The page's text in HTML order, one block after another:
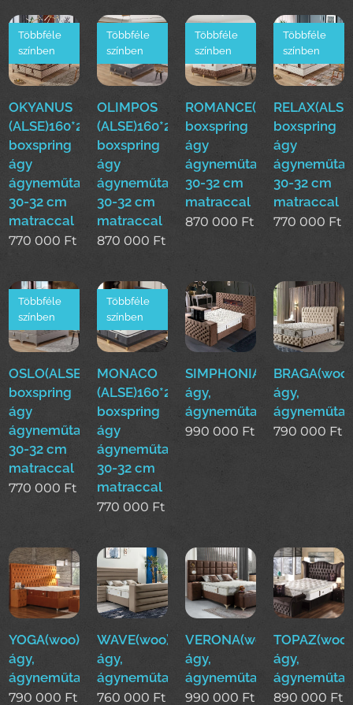
OKYANUS
(ALSE)160*200cm
boxspring
ágy
ágyneműtartóval
30-32 cm
matraccal
Többféle
színben
770 000 Ft
OLIMPOS
(ALSE)160*200cm
boxspring
ágy
ágyneműtartóval
30-32 cm
matraccal
Többféle
színben
870 000 Ft
boxspring
ágy
ágyneműtartóval
30-32 cm
matraccal
Többféle
színben
870 000 Ft
boxspring
ágy
30-32 cm
matraccal
Többféle
színben
770 000 Ft
OSLO(ALSE)160*200cm
boxspring
ágy
ágyneműtartóval
30-32 cm
matraccal
Többféle
színben
770 000 Ft
MONACO
(ALSE)160*200cm
boxspring
ágy
ágyneműtartóval
30-32 cm
matraccal
Többféle
színben
770 000 Ft
ágy,
ágyneműtartós
990 000 Ft
ágy,
790 000 Ft
YOGA(woo)boxspring
ágy,
ágyneműtartós
790 000 Ft
WAVE(woo)boxspring
ágy,
ágyneműtartós
760 000 Ft
VERONA(woo)boxspring
ágy,
ágyneműtartós
990 000 Ft
ágy,
890 000 Ft